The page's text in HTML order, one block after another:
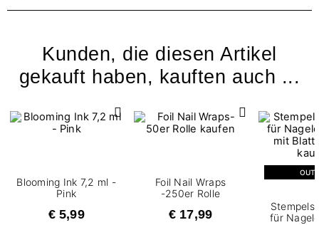
Kunden, die diesen Artikel
gekauft haben, kauften auch ...
Blooming Ink 7,2 ml -
Pink
€ 5,99
Foil Nail Wraps
-250er Rolle
€ 17,99
für